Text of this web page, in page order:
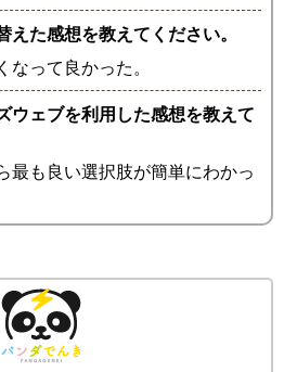
えた感想を教えてください。
なって良かった。
ウェブを利用した感想を教えて
最も良い選択肢が簡単にわかっ